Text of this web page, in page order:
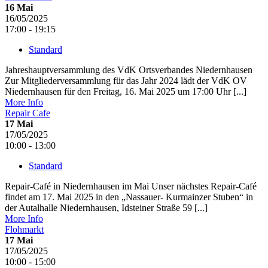
16 Mai
16/05/2025
17:00 - 19:15
Standard
Jahreshauptversammlung des VdK Ortsverbandes Niedernhausen
Zur Mitgliederversammlung für das Jahr 2024 lädt der VdK OV
Niedernhausen für den Freitag, 16. Mai 2025 um 17:00 Uhr [...]
More Info
Repair Cafe
17 Mai
17/05/2025
10:00 - 13:00
Standard
Repair-Café in Niedernhausen im Mai Unser nächstes Repair-Café
findet am 17. Mai 2025 in den „Nassauer- Kurmainzer Stuben“ in
der Autalhalle Niedernhausen, Idsteiner Straße 59 [...]
More Info
Flohmarkt
17 Mai
17/05/2025
10:00 - 15:00